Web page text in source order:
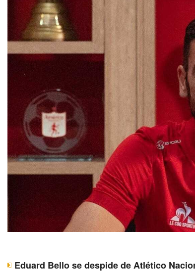
Eduard Bello se despide de Atlético